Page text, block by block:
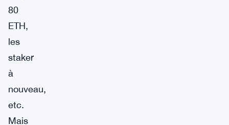
80
ETH,
les
staker
à
nouveau,
etc.
Mais